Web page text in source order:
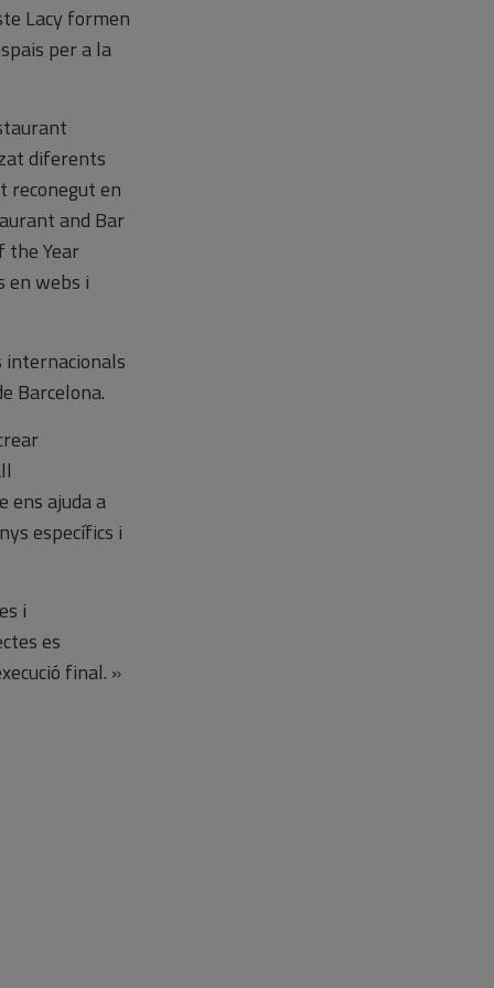
Lacy formen
per a la
diferents
reconegut en
and Bar
the Year
en webs i
internacionals
Barcelona.
ens ajuda a
específics i
i
es
final. »